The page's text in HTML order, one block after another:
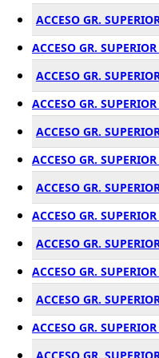
ACCESO GR.
ACCESO GR.
ACCESO GR.
ACCESO GR.
ACCESO GR.
ACCESO GR.
ACCESO GR.
ACCESO GR.
ACCESO GR.
ACCESO GR.
ACCESO GR.
ACCESO GR.